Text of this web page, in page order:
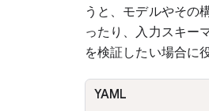
うと、モデルやその
ったり、入力スキー
を検証したい場合に
YAML